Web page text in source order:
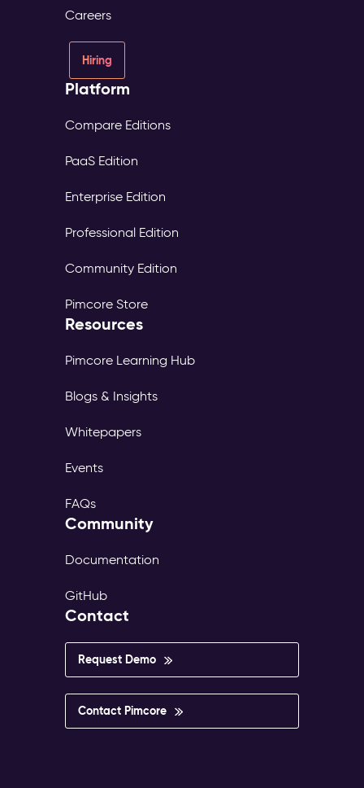
Careers
Hiring
Platform
Compare Editions
PaaS Edition
Enterprise Edition
Professional Edition
Community Edition
Pimcore Store
Resources
Pimcore Learning Hub
Blogs & Insights
Whitepapers
Events
FAQs
Community
Documentation
GitHub
Contact
Request Demo
Contact Pimcore